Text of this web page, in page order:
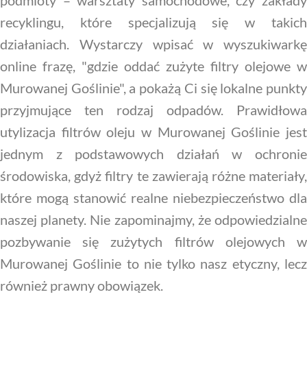
recyklingu, które specjalizują się w takich
działaniach. Wystarczy wpisać w wyszukiwarkę
online frazę, "gdzie oddać zużyte filtry olejowe w
Murowanej Goślinie", a pokażą Ci się lokalne punkty
przyjmujące ten rodzaj odpadów. Prawidłowa
utylizacja filtrów oleju w Murowanej Goślinie jest
jednym z podstawowych działań w ochronie
środowiska, gdyż filtry te zawierają różne materiały,
które mogą stanowić realne niebezpieczeństwo dla
naszej planety. Nie zapominajmy, że odpowiedzialne
pozbywanie się zużytych filtrów olejowych w
Murowanej Goślinie to nie tylko nasz etyczny, lecz
również prawny obowiązek.